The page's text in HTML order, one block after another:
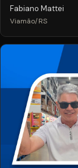
Fabiano Mattei
Viamão/RS